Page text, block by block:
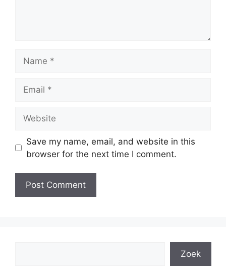
Save my name, email, and website in this
browser for the next time I comment.
Zoek